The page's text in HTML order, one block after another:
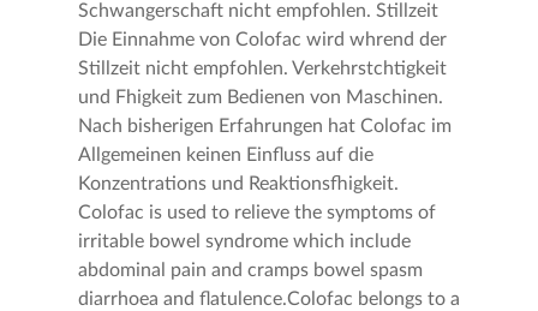
Schwangerschaft nicht empfohlen. Stillzeit
Die Einnahme von Colofac wird whrend der
Stillzeit nicht empfohlen. Verkehrstchtigkeit
und Fhigkeit zum Bedienen von Maschinen.
Nach bisherigen Erfahrungen hat Colofac im
Allgemeinen keinen Einfluss auf die
Konzentrations und Reaktionsfhigkeit.
Colofac is used to relieve the symptoms of
irritable bowel syndrome which include
abdominal pain and cramps bowel spasm
diarrhoea and flatulence.Colofac belongs to a